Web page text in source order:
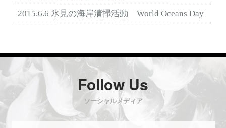
2015.6.6 氷見の海岸清掃活動 World Oceans Day
Follow Us
ソーシャルメディア